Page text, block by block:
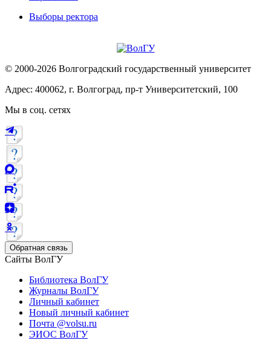
Выборы ректора
© 2000-2026 Волгоградский государственный университет
Адрес: 400062, г. Волгоград, пр-т Университетский, 100
Мы в соц. сетях
Обратная связь
Сайты ВолГУ
Библиотека ВолГУ
Журналы ВолГУ
Личный кабинет
Новый личный кабинет
Почта @volsu.ru
ЭИОС ВолГУ